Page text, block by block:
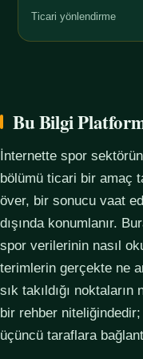
Ticari yönlendirme
Bu Bilgi
İnternette spor
bölümü ticari bir amaç
över, bir sonucu vaat
dışında konumlanır.
spor verilerinin nasıl
terimlerin gerçekte ne
sık takıldığı
bir rehber
üçüncü taraflara